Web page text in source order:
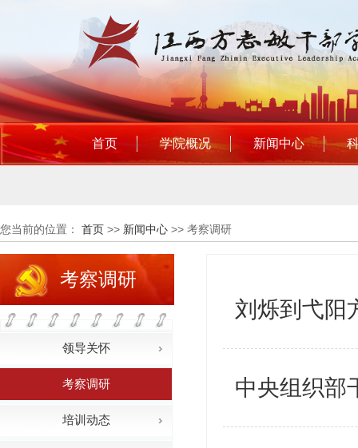
首页 学院概况 新闻中心
您当前的位置： 首页 >> 新闻中心 >> 考察调研
考察调研
领导关怀
考察调研
培训动态
刘烁到弋阳
中央组织部